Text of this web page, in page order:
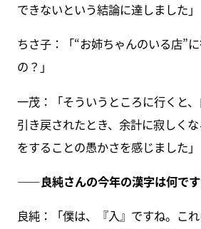
できないという結論に達しました」
ちさ子：「“お姉ちゃんのいる店”
の？」
一茂：「そういうところに行くと
引き戻されたとき、余計に寂しく
をすることの愚かさを感じました」
――良純さんの今年の漢字は何です
良純：「僕は、『入』ですね。こ